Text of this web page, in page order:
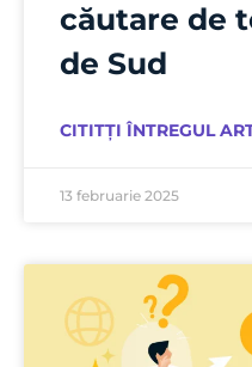
căutare de
de Sud
CITITȚI ÎNTREGUL
13 februarie 2025